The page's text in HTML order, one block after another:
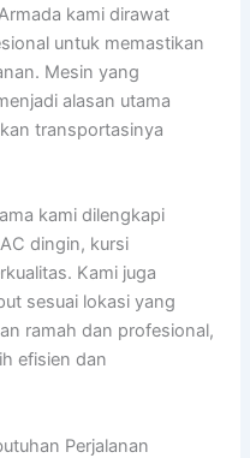
kami dirawat
untuk memastikan
Mesin yang
alasan utama
transportasinya
kami dilengkapi
dingin, kursi
Kami juga
sesuai lokasi yang
ramah dan profesional,
efisien dan
Perjalanan